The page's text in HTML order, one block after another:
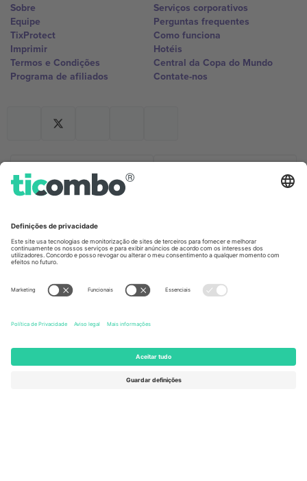
Sobre
Equipe
TixProtect
Imprimir
Termos e Condições
Programa de afiliados
Serviços corporativos
Perguntas frequentes
Como funciona
Hotéis
Central da Copa do Mundo
Contate-nos
Germany
Unter den Linden 24, 10117
United Kingdom
Kingdom
United States
Newark, Delaware 19713, United
States
Engelberg, Switzerland